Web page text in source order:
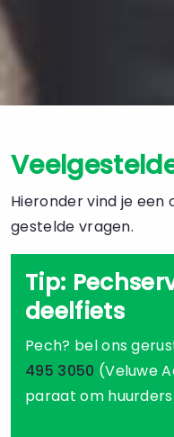
Hieronder vind je
gestelde vragen.
Tip:
deelfiets
Pech? bel ons
495 3050 (Veluwe
paraat om